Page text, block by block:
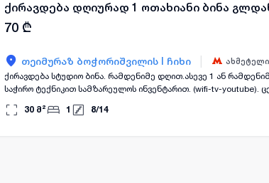
ქირავდება დღიურად 1 ოთახიანი ბინა
70 ₾
თეიმურაზ ბოჭორიშვილის I ჩიხი
ქირავდება სტუდიო ბინა. რამდენიმე დღით.ასევე 1 ან რამდენიმე თვით. მეტროსთან ახლოს. სრული კომფორტით. ყველა
საჭირო ტექნიკით სამზარეულოს ინვენტარით. (wifi-tv-
(მეპატრონე) სააგენტო არ დამიკავშირდეთ) ...
30 მ² 1 8/14